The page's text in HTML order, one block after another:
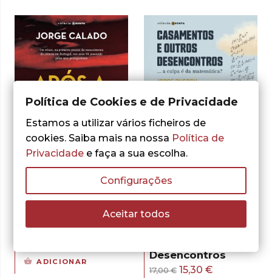
Após a Bomba
preço preço
ADICIONAR
- 10%
Jorge Buescu
Desencontros
17,00€ O
15,30 €O
Política de Cookies e de Privacidade
Estamos a utilizar vários ficheiros de
cookies. Saiba mais na nossa Política de
Privacidade e faça a sua escolha.
Configurações
Aceitar todos